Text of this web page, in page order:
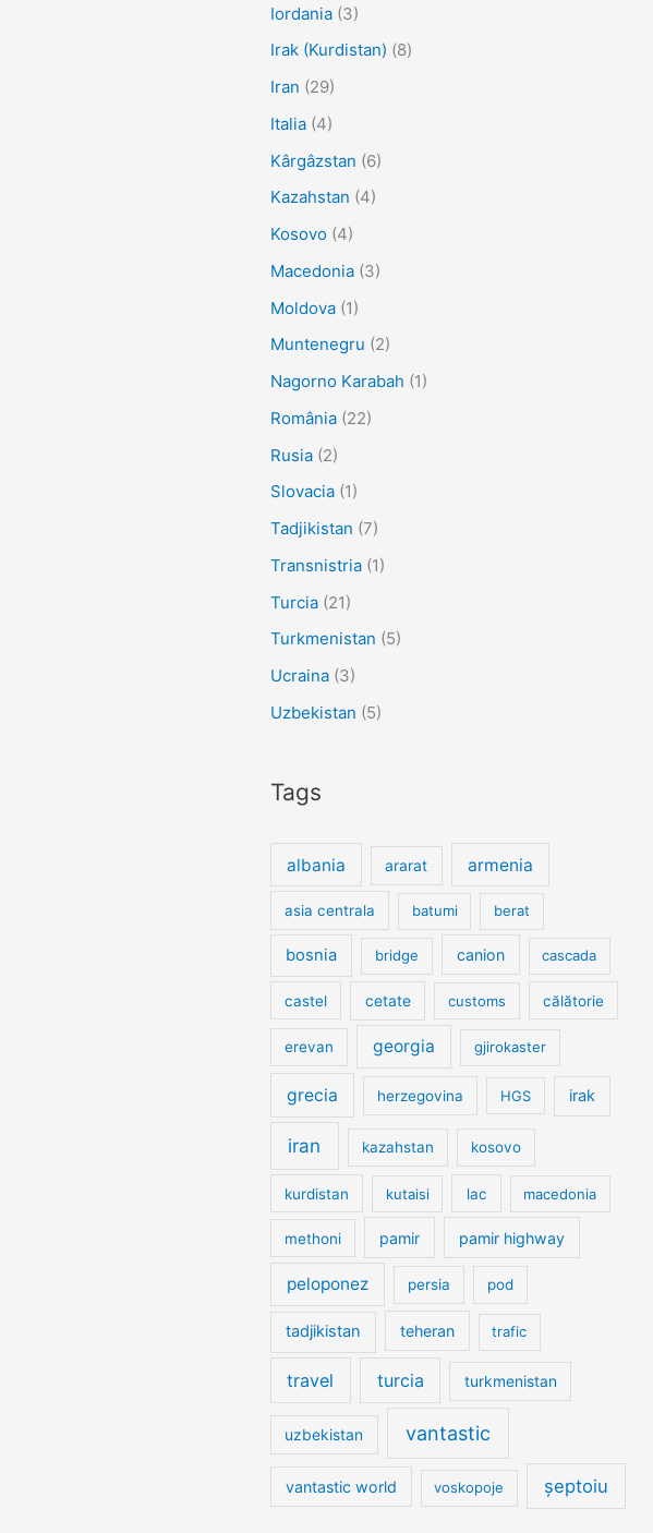
Iordania(3)
Irak (Kurdistan) (8)
Iran (29)
Italia(4)
Kârgâzstan (6)
Kazahstan (4)
Kosovo(4)
Macedonia(3)
Moldova(1)
Muntenegru (2)
Nagorno Karabah (1)
România(22)
Rusia(2)
Slovacia(1)
Tadjikistan (7)
Transnistria(1)
Turcia(21)
Turkmenistan (5)
Ucraina(3)
Uzbekistan (5)
Tags
albania ararat armenia
asia centrala batumi berat
bosnia bridge canion cascada
castel cetate customs călătorie
erevan georgia gjirokaster
grecia herzegovina HGS irak
iran kazahstan kosovo
kurdistan kutaisi lac macedonia
methoni pamir pamir highway
peloponez persia pod
tadjikistan teheran trafic
travel turcia turkmenistan
uzbekistan vantastic
vantastic world voskopoje șeptoiu